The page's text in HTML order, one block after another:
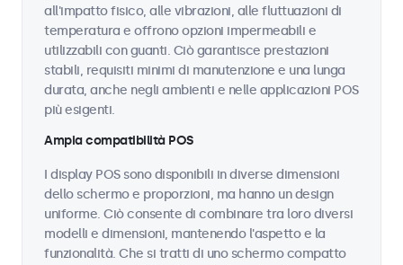
all'impatto fisico, alle vibrazioni, alle fluttuazioni di
temperatura e offrono opzioni impermeabili e
utilizzabili con guanti. Ciò garantisce prestazioni
stabili, requisiti minimi di manutenzione e una lunga
durata, anche negli ambienti e nelle applicazioni POS
più esigenti.
Ampia compatibilità POS
I display POS sono disponibili in diverse dimensioni
dello schermo e proporzioni, ma hanno un design
uniforme. Ciò consente di combinare tra loro diversi
modelli e dimensioni, mantenendo l'aspetto e la
funzionalità. Che si tratti di uno schermo compatto